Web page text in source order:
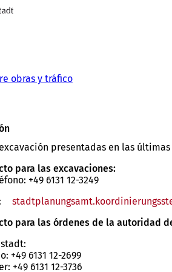
obras y tráfico
presentadas en las
para las excavaciones:
+49 6131 12-3249
para las órdenes de la autoridad
+49 6131 12-2699
+49 6131 12-3736